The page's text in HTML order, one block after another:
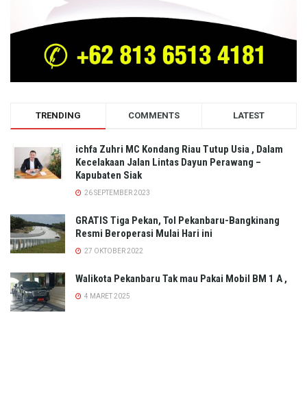
TRENDING COMMENTS LATEST
ichfa Zuhri MC Kondang Riau Tutup Usia , Dalam
Kecelakaan Jalan Lintas Dayun Perawang –
Kapubaten Siak
26 SEPTEMBER 2023
GRATIS Tiga Pekan, Tol Pekanbaru-Bangkinang
Resmi Beroperasi Mulai Hari ini
27 OKTOBER 2022
Walikota Pekanbaru Tak mau Pakai Mobil BM 1 A ,
4 MARET 2025